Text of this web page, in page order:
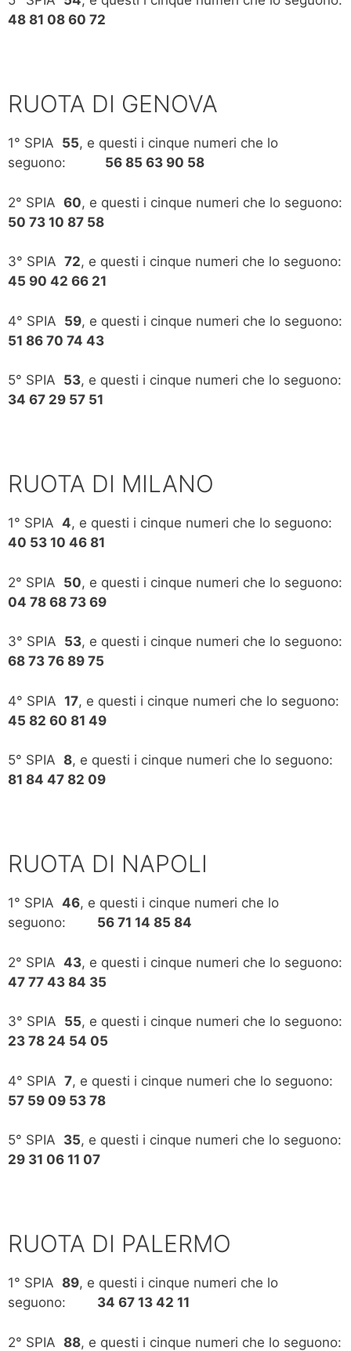
48 81 08 60 72
RUOTA DI GENOVA
1° SPIA 55, e questi i cinque numeri che lo
seguono: 56 85 63 90 58
2° SPIA 60, e questi i cinque numeri che lo seguono:
50 73 10 87 58
3° SPIA 72, e questi i cinque numeri che lo seguono:
45 90 42 66 21
4° SPIA 59, e questi i cinque numeri che lo seguono:
51 86 70 74 43
5° SPIA 53, e questi i cinque numeri che lo seguono:
34 67 29 57 51
RUOTA DI MILANO
1° SPIA 4, e questi i cinque numeri che lo seguono:
40 53 10 46 81
2° SPIA 50, e questi i cinque numeri che lo seguono:
04 78 68 73 69
3° SPIA 53, e questi i cinque numeri che lo seguono:
68 73 76 89 75
4° SPIA 17, e questi i cinque numeri che lo seguono:
45 82 60 81 49
5° SPIA 8, e questi i cinque numeri che lo seguono:
81 84 47 82 09
RUOTA DI NAPOLI
1° SPIA 46, e questi i cinque numeri che lo
seguono: 56 71 14 85 84
2° SPIA 43, e questi i cinque numeri che lo seguono:
47 77 43 84 35
3° SPIA 55, e questi i cinque numeri che lo seguono:
23 78 24 54 05
4° SPIA 7, e questi i cinque numeri che lo seguono:
57 59 09 53 78
5° SPIA 35, e questi i cinque numeri che lo seguono:
29 31 06 11 07
RUOTA DI PALERMO
1° SPIA 89, e questi i cinque numeri che lo
seguono: 34 67 13 42 11
2° SPIA 88, e questi i cinque numeri che lo seguono: